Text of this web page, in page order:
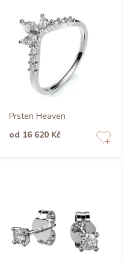
Prsten Heaven
od 16 620 Kč